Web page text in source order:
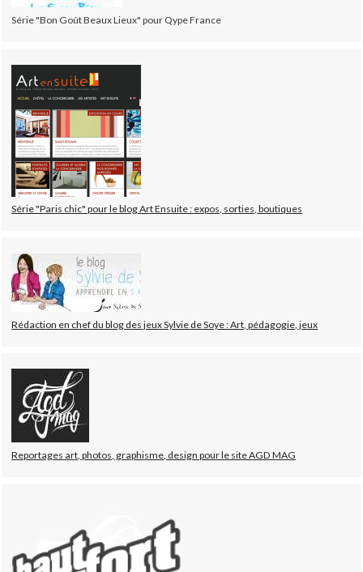
Série "Bon Goût Beaux Lieux" pour Qype France
Série "Paris chic" pour le blog Art Ensuite : expos, sorties, boutiques
Rédaction en chef du blog des jeux Sylvie de Soye : Art, pédagogie, jeux
Reportages art, photos, graphisme, design pour le site AGD MAG